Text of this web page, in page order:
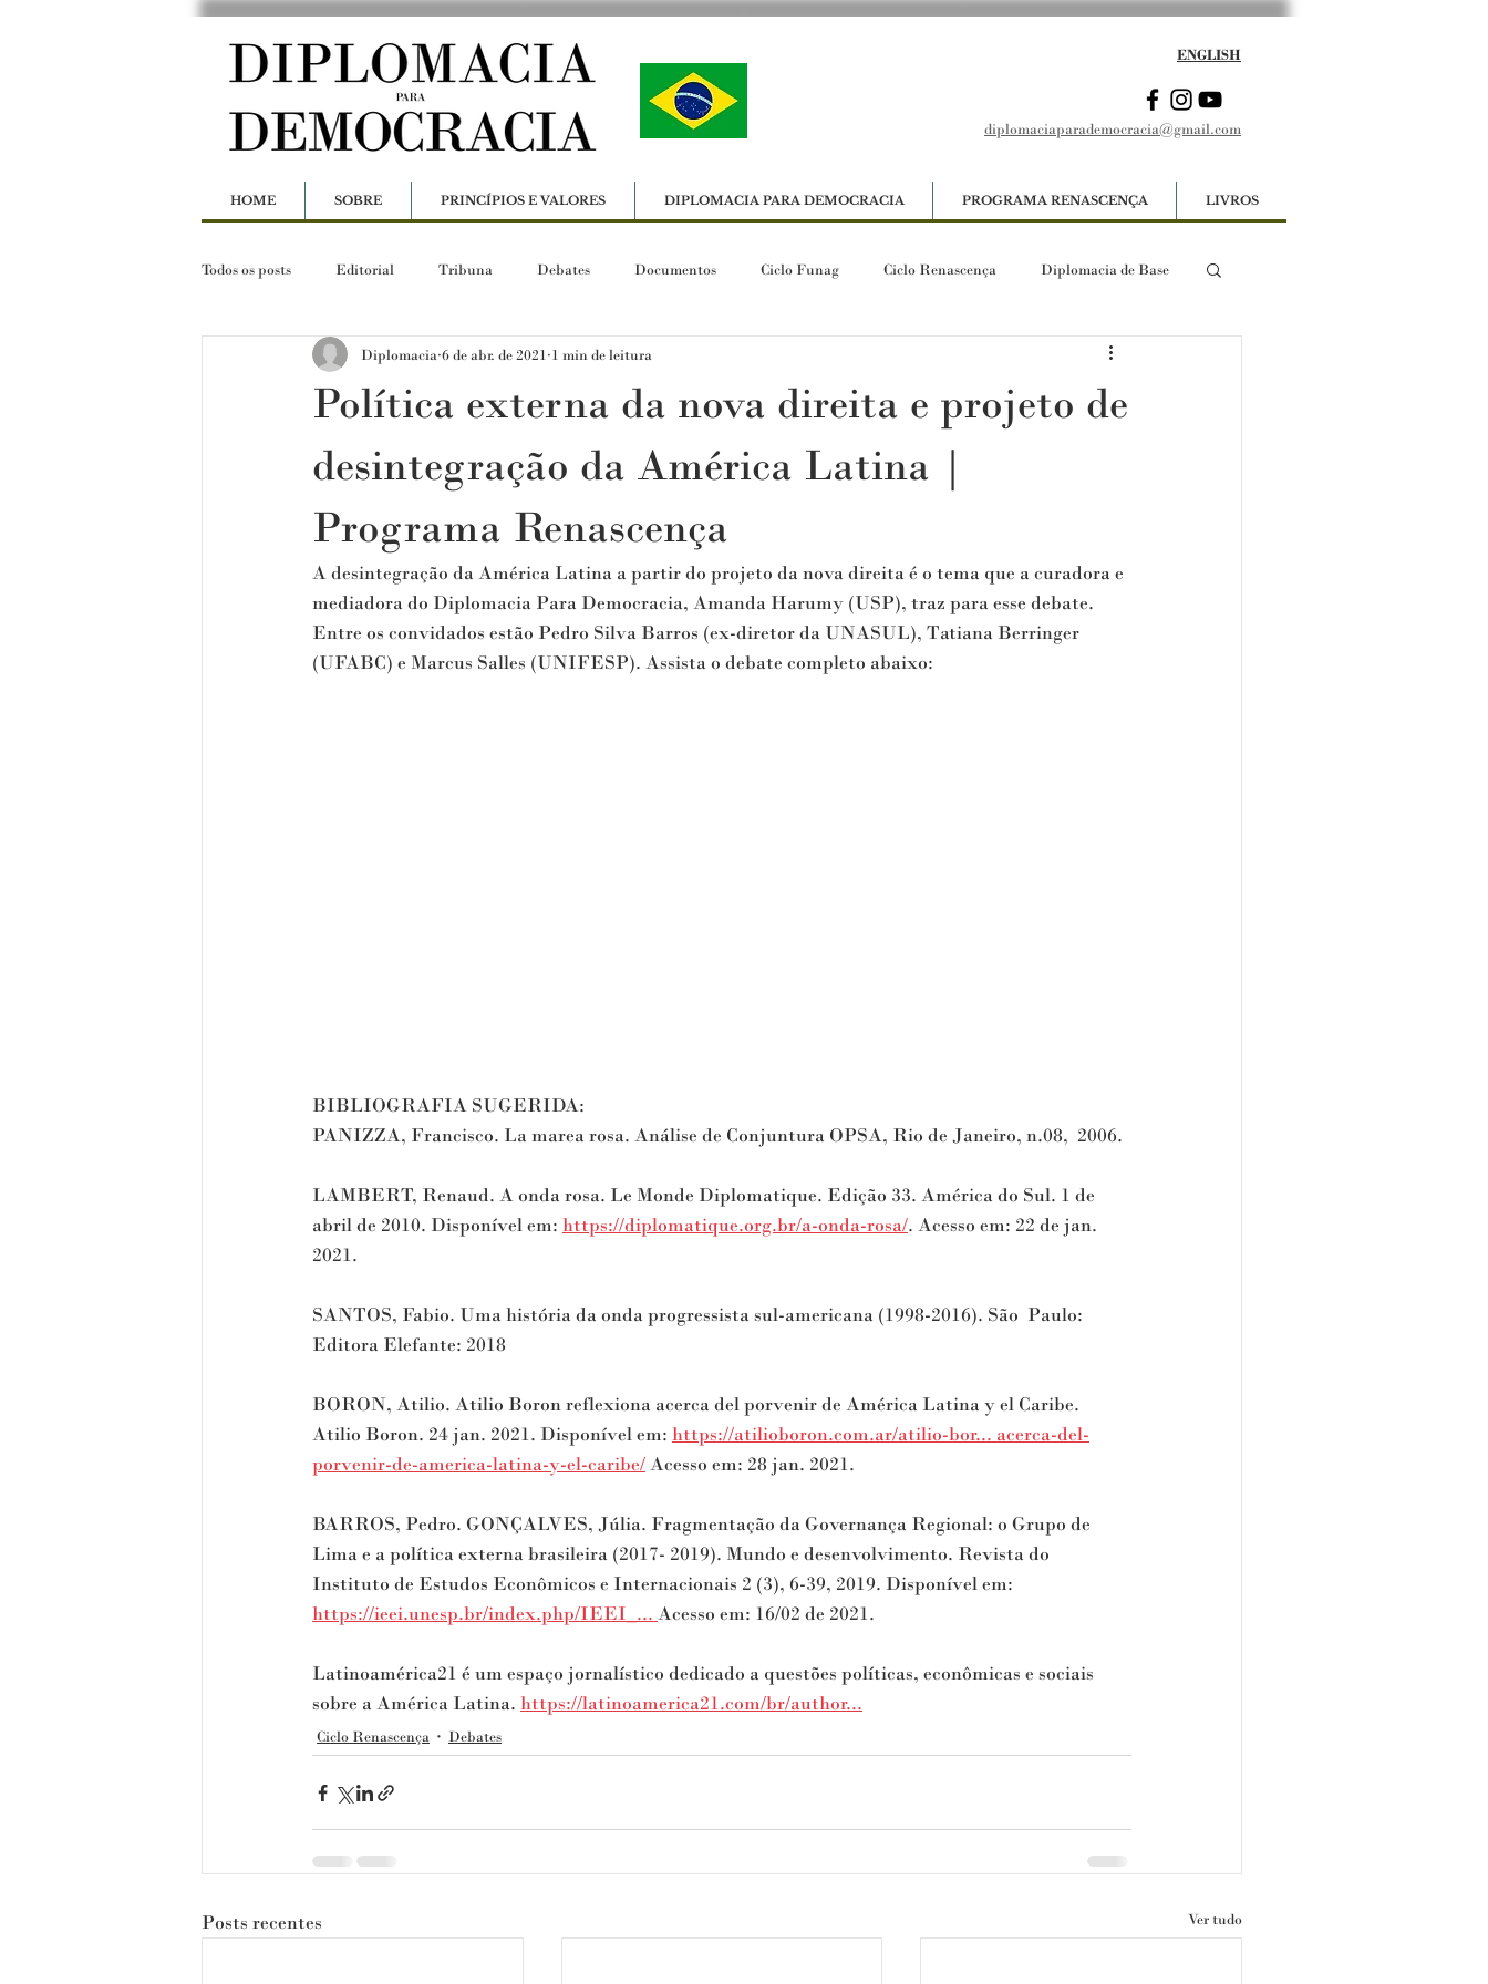
ENGLISH
diplomaciaparademocracia@gmail.com
HOME SOBRE PRINCÍPIOS E VALORES DIPLOMACIA PARA DEMOCRACIA PROGRAMA RENASCENÇA LIVROS
Todos os posts Editorial Tribuna Debates Documentos Ciclo Funag Ciclo Renascença Diplomacia de Base
Política externa da nova direita e projeto de
desintegração da América Latina |
Programa Renascença
Diplomacia 6 de abr. de 2021 1 min de leitura
A desintegração da América Latina a partir do projeto da nova direita é o tema que a curadora e
mediadora do Diplomacia Para Democracia, Amanda Harumy (USP), traz para esse debate.
Entre os convidados estão Pedro Silva Barros (ex-diretor da UNASUL), Tatiana Berringer
(UFABC) e Marcus Salles (UNIFESP). Assista o debate completo abaixo:
BIBLIOGRAFIA SUGERIDA:
PANIZZA, Francisco. La marea rosa. Análise de Conjuntura OPSA, Rio de Janeiro, n.08,  2006.
LAMBERT, Renaud. A onda rosa. Le Monde Diplomatique. Edição 33. América do Sul. 1 de
abril de 2010. Disponível em: https://diplomatique.org.br/a-onda-rosa/​. Acesso em: 22 de jan.
2021.
SANTOS, Fabio. Uma história da onda progressista sul-americana (1998-2016). São  Paulo:
Editora Elefante: 2018
BORON, Atilio. Atilio Boron reflexiona acerca del porvenir de América Latina y el Caribe.
Atilio Boron. 24 jan. 2021. Disponível em: https://atilioboron.com.ar/atilio-bor...​ acerca-del-
porvenir-de-america-latina-y-el-caribe/ Acesso em: 28 jan. 2021.
BARROS, Pedro. GONÇALVES, Júlia. Fragmentação da Governança Regional: o Grupo de
Lima e a política externa brasileira (2017- 2019). Mundo e desenvolvimento. Revista do
Instituto de Estudos Econômicos e Internacionais 2 (3), 6-39, 2019. Disponível em:
https://ieei.unesp.br/index.php/IEEI_...​ Acesso em: 16/02 de 2021.
Latinoamérica21 é um espaço jornalístico dedicado a questões políticas, econômicas e sociais
sobre a América Latina. https://latinoamerica21.com/br/author...
Ciclo Renascença Debates
Posts recentes Ver tudo